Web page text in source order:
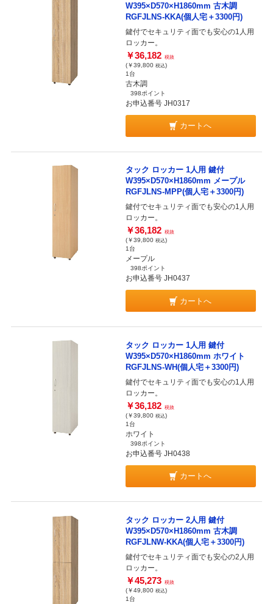
W395×D570×H1860mm 古木調
RGFJLNS-KKA(個人宅＋3300円)
鍵付でセキュリティ面でも安心の1人用
ロッカー。
￥36,182 税抜
(￥39,800 税込)
1台
古木調
398ポイント
お申込番号 JH0317
カートへ
タック ロッカー 1人用 鍵付
W395×D570×H1860mm メープル
RGFJLNS-MPP(個人宅＋3300円)
鍵付でセキュリティ面でも安心の1人用
ロッカー。
￥36,182 税抜
(￥39,800 税込)
1台
メープル
398ポイント
お申込番号 JH0437
カートへ
タック ロッカー 1人用 鍵付
W395×D570×H1860mm ホワイト
RGFJLNS-WH(個人宅＋3300円)
鍵付でセキュリティ面でも安心の1人用
ロッカー。
￥36,182 税抜
(￥39,800 税込)
1台
ホワイト
398ポイント
お申込番号 JH0438
カートへ
タック ロッカー 2人用 鍵付
W395×D570×H1860mm 古木調
RGFJLNW-KKA(個人宅＋3300円)
鍵付でセキュリティ面でも安心の2人用
ロッカー。
￥45,273 税抜
(￥49,800 税込)
1台